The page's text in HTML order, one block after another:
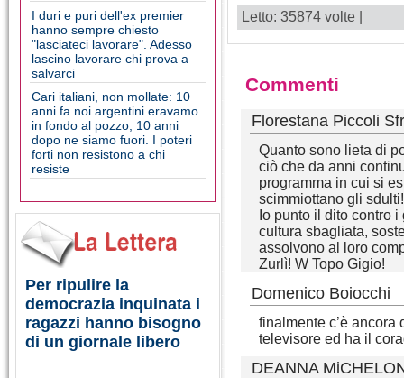
I duri e puri dell'ex premier
hanno sempre chiesto
"lasciateci lavorare". Adesso
lascino lavorare chi prova a
salvarci
Cari italiani, non mollate: 10
anni fa noi argentini eravamo
in fondo al pozzo, 10 anni
dopo ne siamo fuori. I poteri
forti non resistono a chi
resiste
Per ripulire la
democrazia inquinata i
ragazzi hanno bisogno
di un giornale libero
Letto: 35874 volte |
Commenti
Florestana Piccoli
Quanto sono lieta di
ciò che da anni
programma in cui si
scimmiottano gli
Io punto il dito contro
cultura sbagliata,
assolvono al loro
Zurlì! W Topo Gigio!
Domenico Boiocchi
finalmente c’è
televisore ed ha il
DEANNA